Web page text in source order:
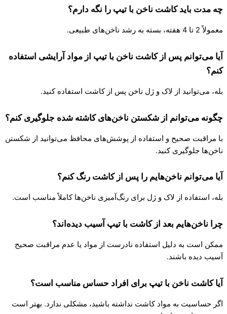
چه مدت باید کاشت ناخن با تیپ را نگه دارم؟
معمولاً 2 تا 4 هفته، بسته به رشد ناخن‌های طبیعی.
آیا می‌توانم پس از کاشت ناخن با تیپ از مواد آرایشی استفاده
کنم؟
بله، می‌توانید از لاک و ژل ناخن پس از کاشت استفاده کنید.
چگونه می‌توانم از شکستن ناخن‌های کاشته شده جلوگیری کنم؟
با مراقبت صحیح و استفاده از پوشش‌های محافظ می‌توانید از شکستن
ناخن‌ها جلوگیری کنید.
آیا می‌توانم ناخن‌هایم را پس از کاشت رنگ کنم؟
بله، استفاده از لاک و ژل برای رنگ‌آمیزی ناخن‌ها کاملاً مناسب است.
چرا ناخن‌هایم بعد از کاشت با تیپ آسیب دیده‌اند؟
ممکن است به دلیل استفاده نادرست از مواد یا عدم مراقبت صحیح
آسیب دیده باشند.
آیا کاشت ناخن با تیپ برای افراد حساس مناسب است؟
اگر حساسیت به مواد کاشت نداشته باشید، مشکلی ندارد. بهتر است